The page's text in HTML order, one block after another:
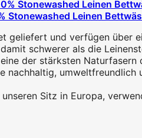
Leinen
geliefert und verfügen über
schwerer als die
der stärksten Naturfasern
nachhaltig, umweltfreundlich
Sitz in Europa,